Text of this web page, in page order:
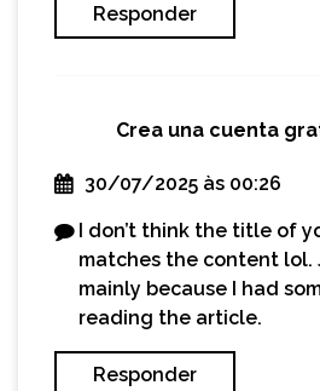
Responder
Crea una cuenta
30/07/2025 às 00:26
I don’t think the title of
matches the content lol.
mainly because I had
reading the article.
Responder